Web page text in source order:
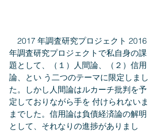
2017 年調査研究プロジェクト 2016
年調査研究プロジェクトで私自身の課
題として、（１）人間論、（２）信用
論、とい う二つのテーマに限定しまし
た。しかし人間論はルカーチ批判を予
定しておりながら手を 付けられないま
までした。信用論は負債経済論の解明
として、それなりの進捗がありまし